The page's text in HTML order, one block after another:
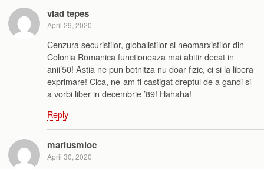
vlad tepes
April 29, 2020
Cenzura securistilor, globalistilor si neomarxistilor din
Colonia Romanica functioneaza mai abitir decat in
anii’50! Astia ne pun botnitza nu doar fizic, ci si la libera
exprimare! Cica, ne-am fi castigat dreptul de a gandi si
a vorbi liber in decembrie ’89! Hahaha!
Reply
mariusmioc
April 30, 2020